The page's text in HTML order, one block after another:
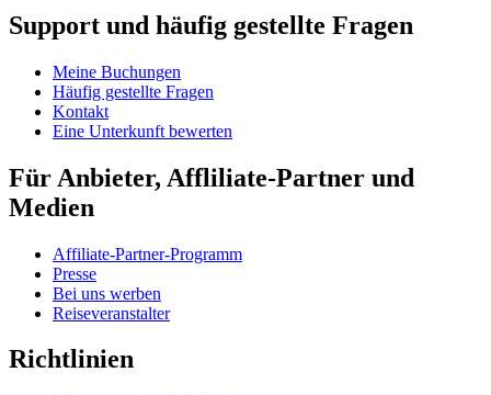
Support und häufig gestellte Fragen
Meine Buchungen
Häufig gestellte Fragen
Kontakt
Eine Unterkunft bewerten
Für Anbieter, Affliliate-Partner und
Medien
Affiliate-Partner-Programm
Presse
Bei uns werben
Reiseveranstalter
Richtlinien